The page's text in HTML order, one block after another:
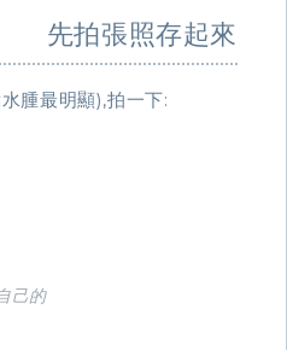
先拍張照存起來
腫最明顯),拍一下:
己的